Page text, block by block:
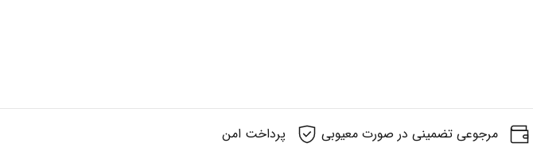
مرجوعی تضمینی در صورت معیوبی پرداخت امن